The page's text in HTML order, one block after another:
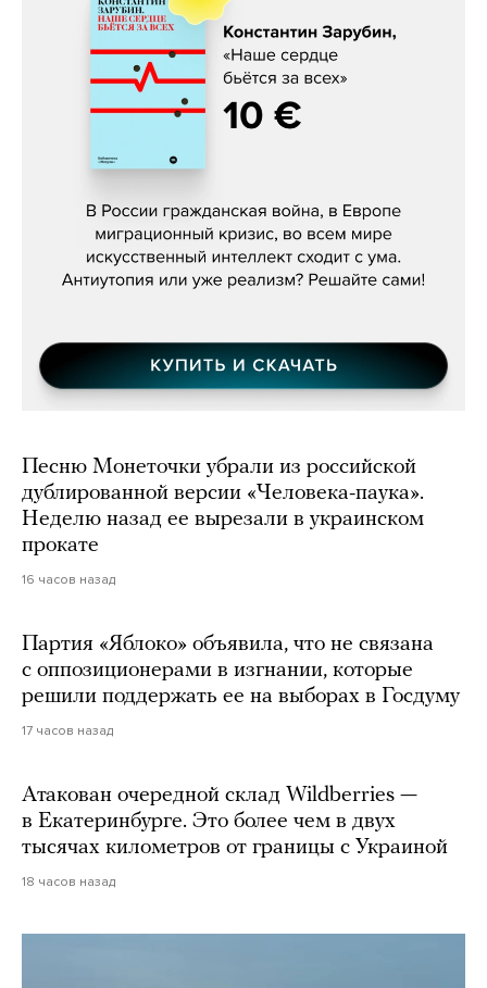
Константин Зарубин, «Наше сердце
Песню Монеточки убрали из российской
дублированной версии «Человека-паука».
Неделю назад ее вырезали в украинском
прокате
16 часов назад
Партия «Яблоко» объявила, что не связана
с оппозиционерами в изгнании, которые
решили поддержать ее на выборах в Госдуму
17 часов назад
Атакован очередной склад Wildberries —
в Екатеринбурге. Это более чем в двух
тысячах километров от границы с Украиной
18 часов назад